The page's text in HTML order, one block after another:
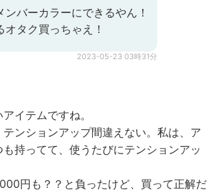
ンバーカラーにできるやん！
オタク買っちゃえ！
2023-05-23 03時31分
イテムですね。
ンションアップ間違えない。私は、ア
持ってて、使うたびにテンションアッ
円も？？と負ったけど、買って正解だ